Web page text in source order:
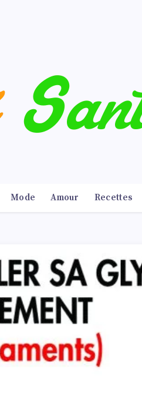
Mode Amour Recettes